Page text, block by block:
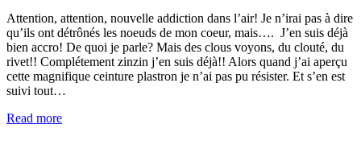
Attention, attention, nouvelle addiction dans l’air! Je n’irai pas à dire
qu’ils ont détrônés les noeuds de mon coeur, mais…. J’en suis déjà
bien accro! De quoi je parle? Mais des clous voyons, du clouté, du
rivet!! Complétement zinzin j’en suis déjà!! Alors quand j’ai aperçu
cette magnifique ceinture plastron je n’ai pas pu résister. Et s’en est
suivi tout…
Read more